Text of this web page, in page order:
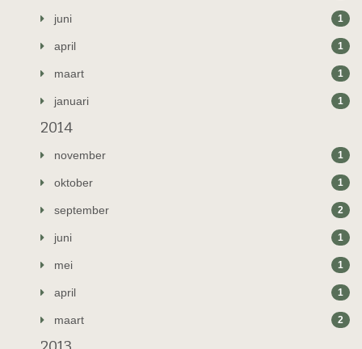
juni 1
april 1
maart 1
januari 1
2014
november 1
oktober 1
september 2
juni 1
mei 1
april 1
maart 2